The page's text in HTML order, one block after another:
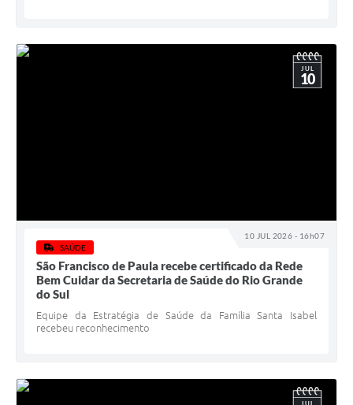
10 JUL 2026 - 16h07
JUL
10
SAÚDE
São Francisco de Paula recebe certificado da Rede
Bem Cuidar da Secretaria de Saúde do Rio Grande
do Sul
Equipe da Estratégia de Saúde da Família Santa Isabel
recebeu reconhecimento